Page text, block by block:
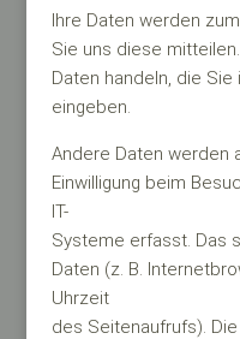
Ihre Daten werden
Sie uns diese
Daten handeln, die
eingeben.
Andere Daten werden
Einwilligung beim
IT-
Systeme erfasst. Das
Daten (z. B.
Uhrzeit
des Seitenaufrufs).